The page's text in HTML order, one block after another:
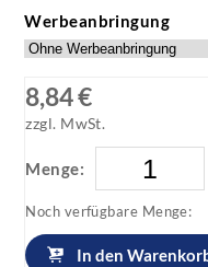
Werbeanbringung
8,84 €
zzgl. MwSt.
Menge:
Noch verfügbare Menge:
In den